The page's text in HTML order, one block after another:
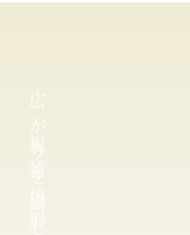
広
が
り
を
愉
し
複
雑
地
形